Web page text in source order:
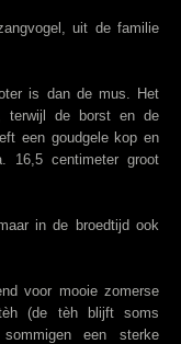
uit de familie
is dan de mus. Het
terwijl de borst en de
een goudgele kop en
16,5 centimeter groot
in de broedtijd ook
voor mooie zomerse
(de tèh blijft soms
een sterke